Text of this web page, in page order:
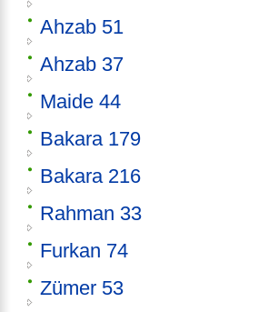
Ahzab 51
Ahzab 37
Maide 44
Bakara 179
Bakara 216
Rahman 33
Furkan 74
Zümer 53